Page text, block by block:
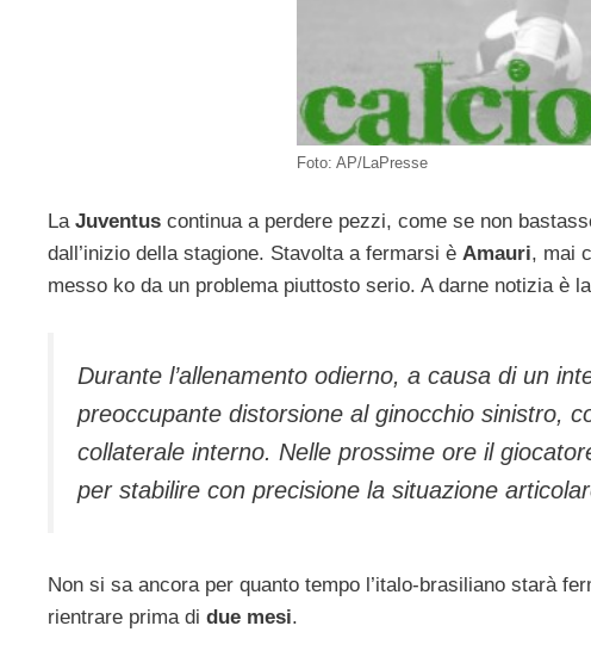
Foto: AP/LaPresse
La Juventus continua a perdere pezzi, come se non
dall’inizio della stagione. Stavolta a fermarsi è Amauri, mai
messo ko da un problema piuttosto serio. A darne notizia è
Durante l’allenamento odierno, a causa di un
preoccupante distorsione al ginocchio sinistro,
collaterale interno. Nelle prossime ore il
per stabilire con precisione la situazione
Non si sa ancora per quanto tempo l’italo-brasiliano starà
rientrare prima di due mesi.